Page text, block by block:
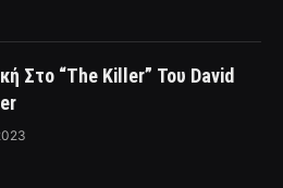
Στο “The Killer” Του David